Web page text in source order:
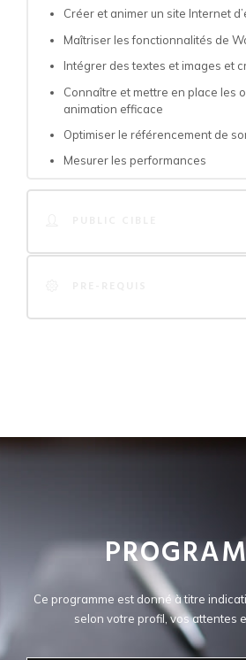
Créer et animer un site Internet
Maîtriser les fonctionnalités de
Intégrer des textes et images et
Connaître et mettre en place les
animation efficace
Optimiser le référencement de
Mesurer les performances
Ce programme est donné à titre
selon votre profil, vos attentes